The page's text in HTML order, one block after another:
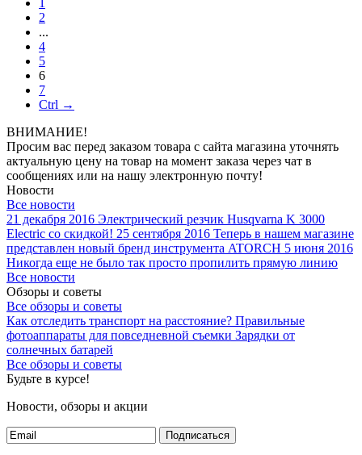
2
...
4
5
6
7
Ctrl →
ВНИМАНИЕ!
Просим вас перед заказом товара с сайта магазина уточнять
актуальную цену на товар на момент заказа через чат в
сообщениях или на нашу электронную почту!
Новости
Все новости
21 декабря 2016 Электрический резчик Husqvarna K 3000
Electric со скидкой! 25 сентября 2016 Теперь в нашем магазине
представлен новый бренд инструмента ATORCH 5 июня 2016
Никогда еще не было так просто пропилить прямую линию
Все новости
Обзоры и советы
Все обзоры и советы
Как отследить транспорт на расстояние? Правильные
фотоаппараты для повседневной съемки Зарядки от
солнечных батарей
Все обзоры и советы
Будьте в курсе!
Новости, обзоры и акции
Подписаться